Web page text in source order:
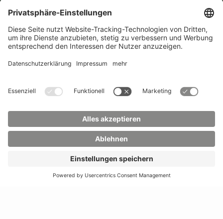
Mail:info(at)hszg.de
Mail:
stud.info(at)hszg.de
TransparenzgesetzKontakt Lageplan